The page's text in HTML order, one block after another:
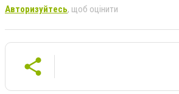
Авторизуйтесь, щоб оцінити